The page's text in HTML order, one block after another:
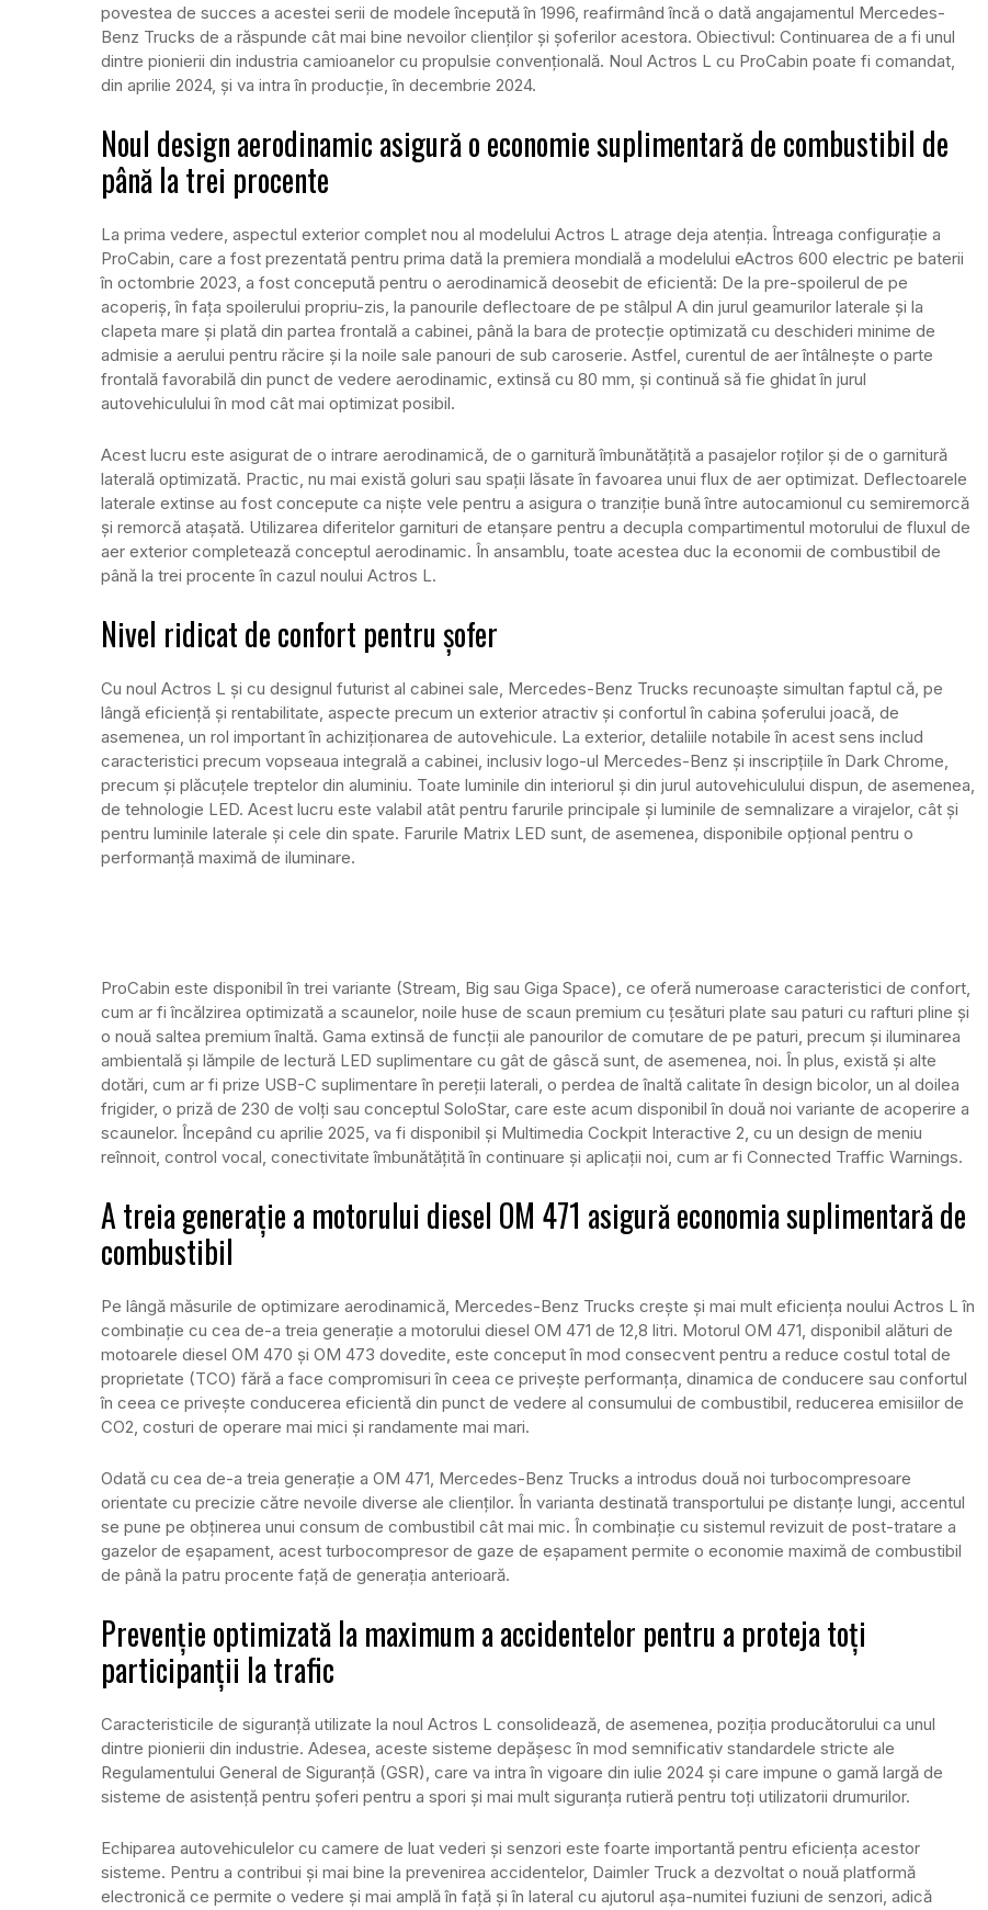
povestea de succes a acestei serii de modele începută în 1996, reafirmând încă o dată angajamentul Mercedes-
Benz Trucks de a răspunde cât mai bine nevoilor clienților și șoferilor acestora. Obiectivul: Continuarea de a fi unul
dintre pionierii din industria camioanelor cu propulsie convențională. Noul Actros L cu ProCabin poate fi comandat,
din aprilie 2024, și va intra în producție, în decembrie 2024.
Noul design aerodinamic asigură o economie suplimentară de combustibil de
până la trei procente
La prima vedere, aspectul exterior complet nou al modelului Actros L atrage deja atenția. Întreaga configurație a
ProCabin, care a fost prezentată pentru prima dată la premiera mondială a modelului eActros 600 electric pe baterii
în octombrie 2023, a fost concepută pentru o aerodinamică deosebit de eficientă: De la pre-spoilerul de pe
acoperiș, în fața spoilerului propriu-zis, la panourile deflectoare de pe stâlpul A din jurul geamurilor laterale și la
clapeta mare și plată din partea frontală a cabinei, până la bara de protecție optimizată cu deschideri minime de
admisie a aerului pentru răcire și la noile sale panouri de sub caroserie. Astfel, curentul de aer întâlnește o parte
frontală favorabilă din punct de vedere aerodinamic, extinsă cu 80 mm, și continuă să fie ghidat în jurul
autovehiculului în mod cât mai optimizat posibil.
Acest lucru este asigurat de o intrare aerodinamică, de o garnitură îmbunătățită a pasajelor roților și de o garnitură
laterală optimizată. Practic, nu mai există goluri sau spații lăsate în favoarea unui flux de aer optimizat. Deflectoarele
laterale extinse au fost concepute ca niște vele pentru a asigura o tranziție bună între autocamionul cu semiremorcă
și remorcă atașată. Utilizarea diferitelor garnituri de etanșare pentru a decupla compartimentul motorului de fluxul de
aer exterior completează conceptul aerodinamic. În ansamblu, toate acestea duc la economii de combustibil de
până la trei procente în cazul noului Actros L.
Nivel ridicat de confort pentru șofer
Cu noul Actros L și cu designul futurist al cabinei sale, Mercedes-Benz Trucks recunoaște simultan faptul că, pe
lângă eficiență și rentabilitate, aspecte precum un exterior atractiv și confortul în cabina șoferului joacă, de
asemenea, un rol important în achiziționarea de autovehicule. La exterior, detaliile notabile în acest sens includ
caracteristici precum vopseaua integrală a cabinei, inclusiv logo-ul Mercedes-Benz și inscripțiile în Dark Chrome,
precum și plăcuțele treptelor din aluminiu. Toate luminile din interiorul și din jurul autovehiculului dispun, de asemenea,
de tehnologie LED. Acest lucru este valabil atât pentru farurile principale și luminile de semnalizare a virajelor, cât și
pentru luminile laterale și cele din spate. Farurile Matrix LED sunt, de asemenea, disponibile opțional pentru o
performanță maximă de iluminare.
ProCabin este disponibil în trei variante (Stream, Big sau Giga Space), ce oferă numeroase caracteristici de confort,
cum ar fi încălzirea optimizată a scaunelor, noile huse de scaun premium cu țesături plate sau paturi cu rafturi pline și
o nouă saltea premium înaltă. Gama extinsă de funcții ale panourilor de comutare de pe paturi, precum și iluminarea
ambientală și lămpile de lectură LED suplimentare cu gât de gâscă sunt, de asemenea, noi. În plus, există și alte
dotări, cum ar fi prize USB-C suplimentare în pereții laterali, o perdea de înaltă calitate în design bicolor, un al doilea
frigider, o priză de 230 de volți sau conceptul SoloStar, care este acum disponibil în două noi variante de acoperire a
scaunelor. Începând cu aprilie 2025, va fi disponibil și Multimedia Cockpit Interactive 2, cu un design de meniu
reînnoit, control vocal, conectivitate îmbunătățită în continuare și aplicații noi, cum ar fi Connected Traffic Warnings.
A treia generație a motorului diesel OM 471 asigură economia suplimentară de
combustibil
Pe lângă măsurile de optimizare aerodinamică, Mercedes-Benz Trucks crește și mai mult eficiența noului Actros L în
combinație cu cea de-a treia generație a motorului diesel OM 471 de 12,8 litri. Motorul OM 471, disponibil alături de
motoarele diesel OM 470 și OM 473 dovedite, este conceput în mod consecvent pentru a reduce costul total de
proprietate (TCO) fără a face compromisuri în ceea ce privește performanța, dinamica de conducere sau confortul
în ceea ce privește conducerea eficientă din punct de vedere al consumului de combustibil, reducerea emisiilor de
CO2, costuri de operare mai mici și randamente mai mari.
Odată cu cea de-a treia generație a OM 471, Mercedes-Benz Trucks a introdus două noi turbocompresoare
orientate cu precizie către nevoile diverse ale clienților. În varianta destinată transportului pe distanțe lungi, accentul
se pune pe obținerea unui consum de combustibil cât mai mic. În combinație cu sistemul revizuit de post-tratare a
gazelor de eșapament, acest turbocompresor de gaze de eșapament permite o economie maximă de combustibil
de până la patru procente față de generația anterioară.
Prevenție optimizată la maximum a accidentelor pentru a proteja toți
participanții la trafic
Caracteristicile de siguranță utilizate la noul Actros L consolidează, de asemenea, poziția producătorului ca unul
dintre pionierii din industrie. Adesea, aceste sisteme depășesc în mod semnificativ standardele stricte ale
Regulamentului General de Siguranță (GSR), care va intra în vigoare din iulie 2024 și care impune o gamă largă de
sisteme de asistență pentru șoferi pentru a spori și mai mult siguranța rutieră pentru toți utilizatorii drumurilor.
Echiparea autovehiculelor cu camere de luat vederi și senzori este foarte importantă pentru eficiența acestor
sisteme. Pentru a contribui și mai bine la prevenirea accidentelor, Daimler Truck a dezvoltat o nouă platformă
electronică ce permite o vedere și mai amplă în față și în lateral cu ajutorul așa-numitei fuziuni de senzori, adică